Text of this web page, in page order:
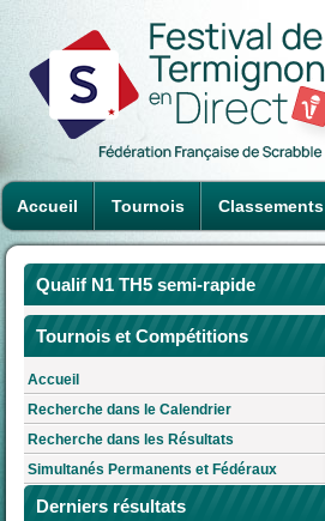
Accueil Tournois Classements
Qualif N1 TH5 semi-rapide
Tournois et Compétitions
Accueil
Recherche dans le Calendrier
Recherche dans les Résultats
Simultanés Permanents et Fédéraux
Derniers résultats